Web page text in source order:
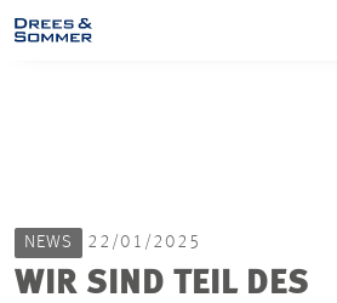
NEWS 22/01/2025
WIR SIND TEIL DES